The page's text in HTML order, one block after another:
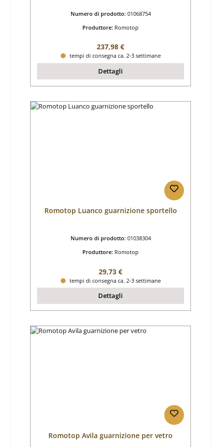
Numero di prodotto: 01068754
Produttore: Romotop
Prezzo normale:
237,98 €
tempi di consegna ca. 2-3 settimane
Dettagli
Romotop Luanco guarnizione sportello
Numero di prodotto: 01038304
Produttore: Romotop
Prezzo normale:
29,73 €
tempi di consegna ca. 2-3 settimane
Dettagli
Romotop Avila guarnizione per vetro